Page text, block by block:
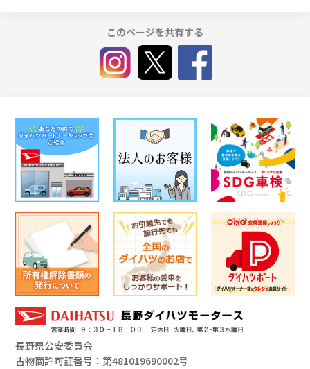
このページを共有する
長野県公安委員会
古物商許可証番号：第481019690002号